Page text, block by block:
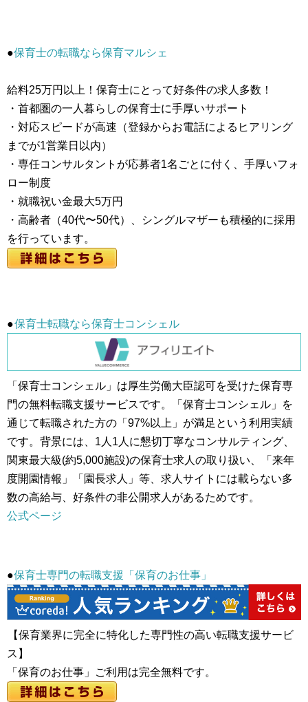
●保育士の転職なら保育マルシェ
給料25万円以上！保育士にとって好条件の求人多数！
・首都圏の一人暮らしの保育士に手厚いサポート
・対応スピードが高速（登録からお電話によるヒアリング
までが1営業日以内）
・専任コンサルタントが応募者1名ごとに付く、手厚いフォ
ロー制度
・就職祝い金最大5万円
・高齢者（40代〜50代）、シングルマザーも積極的に採用
を行っています。
●保育士転職なら保育士コンシェル
「保育士コンシェル」は厚生労働大臣認可を受けた保育専
門の無料転職支援サービスです。「保育士コンシェル」を
通じて転職された方の「97%以上」が満足という利用実績
です。背景には、1人1人に懇切丁寧なコンサルティング、
関東最大級(約5,000施設)の保育士求人の取り扱い、「来年
度開園情報」「園長求人」等、求人サイトには載らない多
数の高給与、好条件の非公開求人があるためです。
公式ページ
●保育士専門の転職支援「保育のお仕事」
【保育業界に完全に特化した専門性の高い転職支援サービ
ス】
「保育のお仕事」ご利用は完全無料です。